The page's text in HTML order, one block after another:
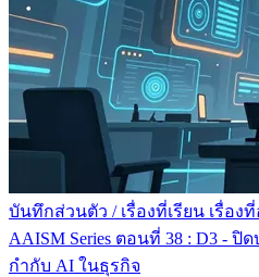
บันทึกส่วนตัว / เรื่องที่เรียน เรื่อง
AAISM Series ตอนที่ 38 : D3 - ปิ
กำกับ AI ในธุรกิจ